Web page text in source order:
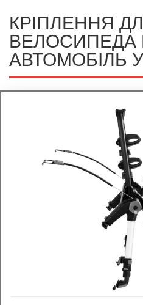
КРІПЛЕННЯ
ВЕЛОСИПЕДА
АВТОМОБІЛЬ